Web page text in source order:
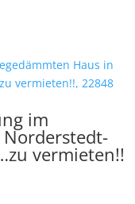
im
vermieten!!